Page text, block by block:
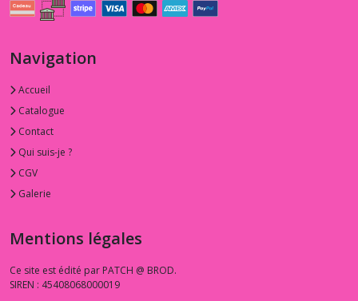
Navigation
Accueil
Catalogue
Contact
Qui suis-je ?
CGV
Galerie
Mentions légales
Ce site est édité par PATCH @ BROD.
SIREN : 45408068000019